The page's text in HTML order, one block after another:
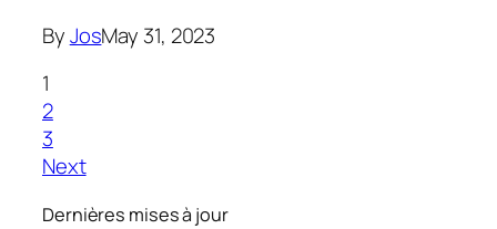
ByJosMay 31, 2023
1
2
3
Next
Dernières mises à jour